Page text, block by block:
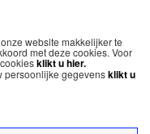
website makkelijker te
met deze cookies. Voor
klikt u hier.
persoonlijke gegevensklikt u